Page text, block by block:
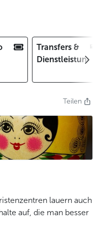
Transfers &
Teilen
lauern auch
auf, die man besser